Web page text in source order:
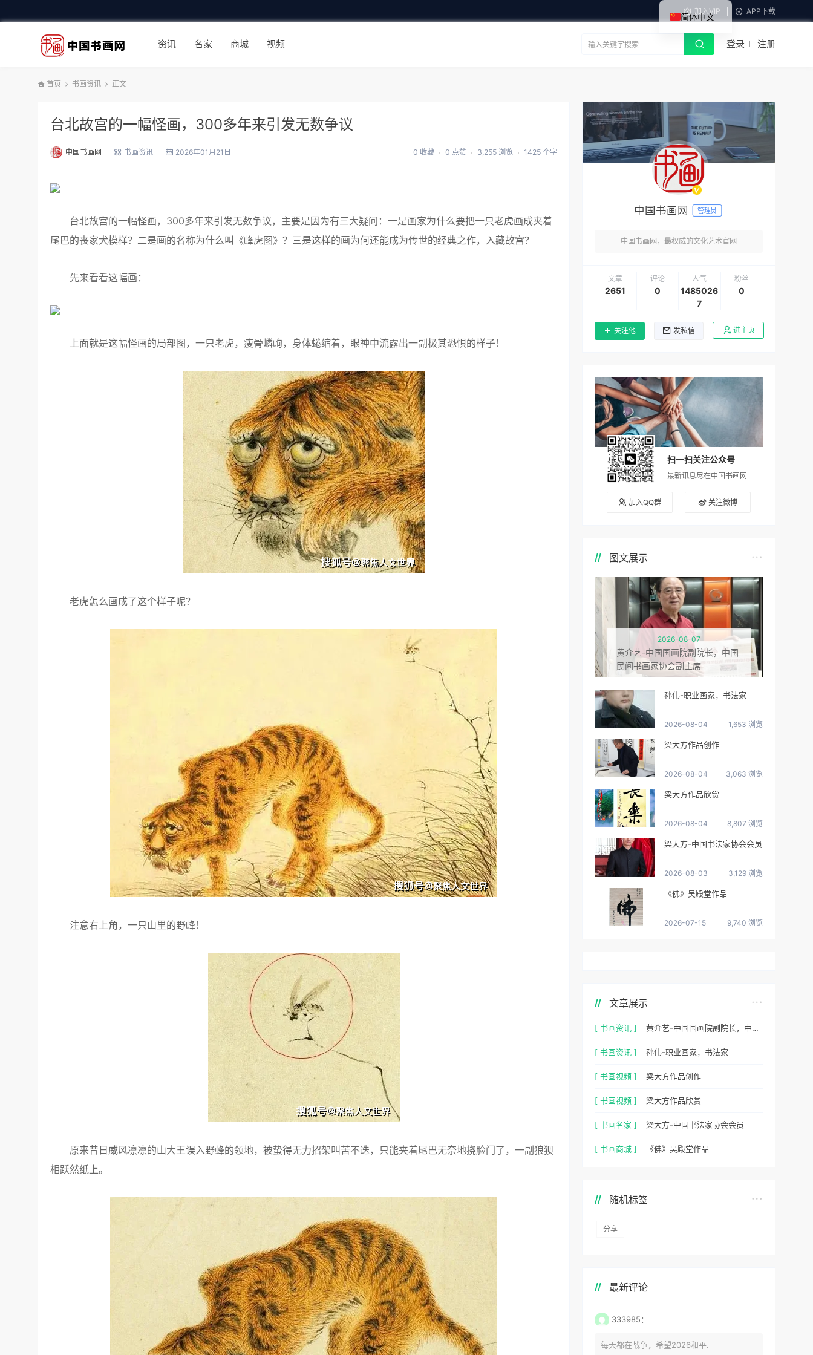
加入VIP APP下载
资讯 名家 商城 视频 登录 注册
首页 书画资讯 正文
台北故宫的一幅怪画，300多年来引发无数争议
中国书画网 书画资讯 2026年01月21日 0 收藏 0 点赞 3,255 浏览 1425 个字
台北故宫的一幅怪画，300多年来引发无数争议，主要是因为有三大疑问：一是画家为什么要把一只老虎画成夹着
尾巴的丧家犬模样？二是画的名称为什么叫《峰虎图》？三是这样的画为何还能成为传世的经典之作，入藏故宫？
先来看看这幅画：
上面就是这幅怪画的局部图，一只老虎，瘦骨嶙峋，身体蜷缩着，眼神中流露出一副极其恐惧的样子！
老虎怎么画成了这个样子呢？
注意右上角，一只山里的野峰！
原来昔日威风凛凛的山大王误入野蜂的领地，被蛰得无力招架叫苦不迭，只能夹着尾巴无奈地挠脸门了，一副狼狈
相跃然纸上。
中国书画网 管理员
中国书画网，最权威的文化艺术官网
文章
2651
评论
0
人气
1485026
7
粉丝
0
关注他 发私信 进主页
扫一扫关注公众号
最新讯息尽在中国书画网
加入QQ群 关注微博
图文展示
2026-08-07
黄介艺-中国国画院副院长，中国
民间书画家协会副主席
孙伟-职业画家，书法家
2026-08-04 1,653 浏览
梁大方作品创作
2026-08-04 3,063 浏览
梁大方作品欣赏
2026-08-04 8,807 浏览
梁大方-中国书法家协会会员
2026-08-03 3,129 浏览
《佛》吴殿堂作品
2026-07-15 9,740 浏览
文章展示
[ 书画资讯 ] 黄介艺-中国国画院副院长，中国民间书画家协会副主席
[ 书画资讯 ] 孙伟-职业画家，书法家
[ 书画视频 ] 梁大方作品创作
[ 书画视频 ] 梁大方作品欣赏
[ 书画名家 ] 梁大方-中国书法家协会会员
[ 书画商城 ] 《佛》吴殿堂作品
随机标签
分享
最新评论
333985：
每天都在战争，希望2026和平.
简体中文